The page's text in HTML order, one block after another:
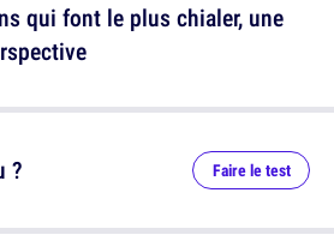
? Faire le test
qui font le plus chialer, une